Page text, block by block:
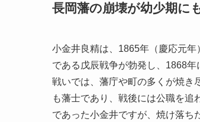
長岡藩の崩壊が幼少期に
小金井良精は、1865年（慶応元
である戊辰戦争が勃発し、1868
戦いでは、藩庁や町の多くが焼き
も藩士であり、戦後には公職を
であった小金井ですが、焼け落ち